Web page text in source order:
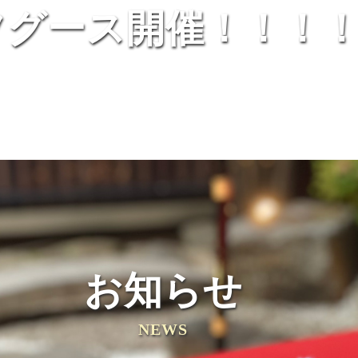
ース開催！！！
お知らせ
NEWS